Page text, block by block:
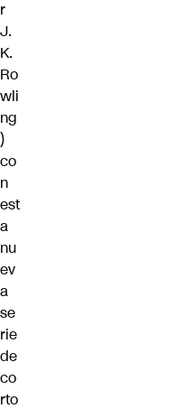
r
J.
K.
Ro
wli
ng
)
co
n
est
a
nu
ev
a
se
rie
de
co
rto